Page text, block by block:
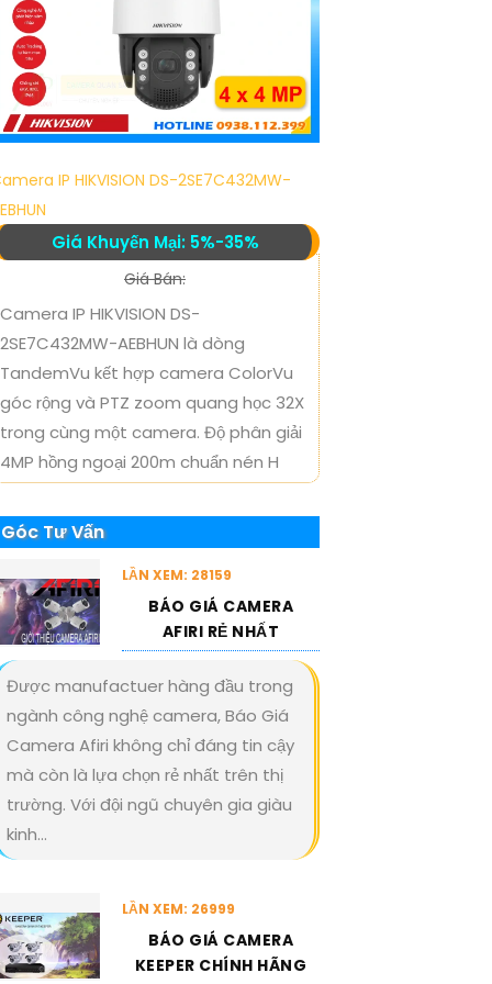
IP HIKVISION DS-2SE7C432MW-
Giá Khuyến Mại: 5%-35%
Giá Bán:
Camera IP HIKVISION DS-
2SE7C432MW-AEBHUN là dòng
TandemVu kết hợp camera ColorVu
góc rộng và PTZ zoom quang học 32X
trong cùng một camera. Độ phân giải
4MP hồng ngoại 200m chuẩn nén H
Góc Tư Vấn
LẦN XEM: 28159
BÁO GIÁ CAMERA
AFIRI RẺ NHẤT
Được manufactuer hàng đầu trong
ngành công nghệ camera, Báo Giá
Camera Afiri không chỉ đáng tin cậy
mà còn là lựa chọn rẻ nhất trên thị
trường. Với đội ngũ chuyên gia giàu
kinh...
LẦN XEM: 26999
BÁO GIÁ CAMERA
KEEPER CHÍNH HÃNG